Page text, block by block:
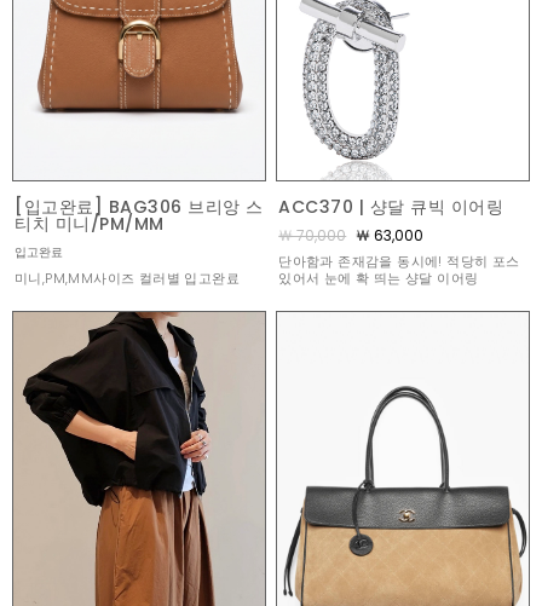
[입고완료] BAG306 브리앙 스
티치 미니/PM/MM
입고완료
미니,PM,MM사이즈 컬러별 입고완료
ACC370 | 샹달 큐빅 이어링
￦ 70,000 ￦ 63,000
단아함과 존재감을 동시에! 적당히 포스
있어서 눈에 확 띄는 샹달 이어링